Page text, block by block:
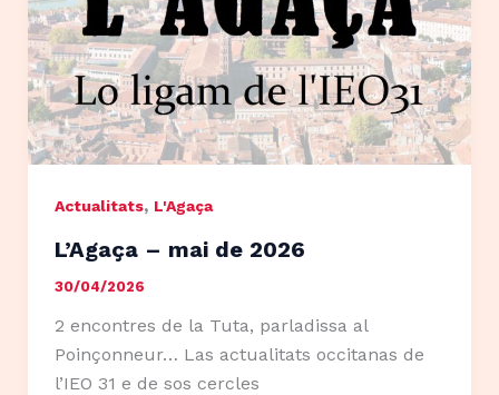
Actualitats, L'Agaça
L’Agaça – mai de 2026
30/04/2026
2 encontres de la Tuta, parladissa al
Poinçonneur… Las actualitats occitanas de
l’IEO 31 e de sos cercles